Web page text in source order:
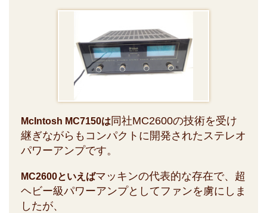
McIntosh MC7150は 同社MC2600の技術を受け
継ぎながらもコンパクトに開発されたステレオ
パワーアンプです。
MC2600といえばマッキンの代表的な存在で、超
ヘビー級パワーアンプとしてファンを虜にしま
したが、